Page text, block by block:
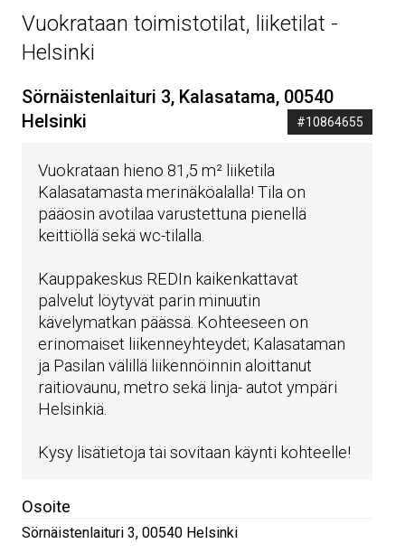
Vuokrataan toimistotilat, liiketilat -
Helsinki
Sörnäistenlaituri 3, Kalasatama, 00540
Helsinki
#10864655
Vuokrataan hieno 81,5 m² liiketila
Kalasatamasta merinäköalalla! Tila on
pääosin avotilaa varustettuna pienellä
keittiöllä sekä wc-tilalla.
Kauppakeskus REDIn kaikenkattavat
palvelut löytyvät parin minuutin
kävelymatkan päässä. Kohteeseen on
erinomaiset liikenneyhteydet; Kalasataman
ja Pasilan välillä liikennöinnin aloittanut
raitiovaunu, metro sekä linja- autot ympäri
Helsinkiä.
Kysy lisätietoja tai sovitaan käynti kohteelle!
Osoite
Sörnäistenlaituri 3, 00540 Helsinki